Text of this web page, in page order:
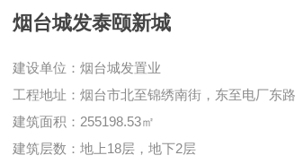
烟台城发泰颐新城
建设单位：烟台城发置业
工程地址：烟台市北至锦绣南街，东至电厂东
建筑面积：255198.53㎡
建筑层数：地上18层，地下2层